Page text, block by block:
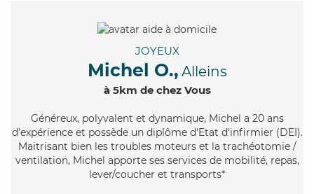
JOYEUX
Michel O., Alleins
à 5km de chez Vous
Généreux, polyvalent et dynamique, Michel a 20 ans
d'expérience et possède un diplôme d'Etat d'infirmier (DEI).
Maitrisant bien les troubles moteurs et la trachéotomie /
ventilation, Michel apporte ses services de mobilité, repas,
lever/coucher et transports*